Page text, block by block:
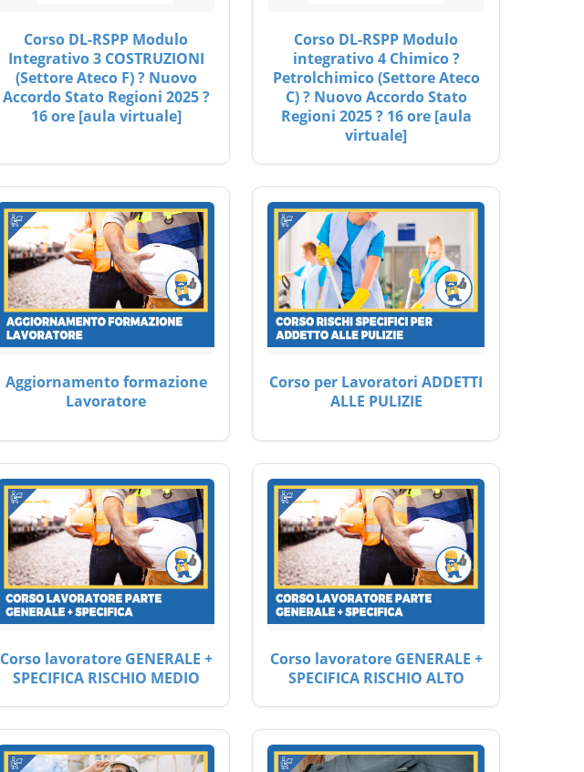
Corso DL-RSPP Modulo
Integrativo 3 COSTRUZIONI
(Settore Ateco F) ? Nuovo
Accordo Stato Regioni 2025 ?
16 ore [aula virtuale]
Corso DL-RSPP Modulo
integrativo 4 Chimico ?
Petrolchimico (Settore Ateco
C) ? Nuovo Accordo Stato
Regioni 2025 ? 16 ore [aula
virtuale]
Aggiornamento formazione
Lavoratore
Corso per Lavoratori ADDETTI
ALLE PULIZIE
Corso lavoratore GENERALE +
SPECIFICA RISCHIO MEDIO
Corso lavoratore GENERALE +
SPECIFICA RISCHIO ALTO